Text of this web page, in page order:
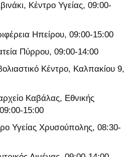
Κέντρο Υγείας, 09:00-
Ηπείρου, 09:00-15:00
Πύρρου, 09:00-14:00
Κέντρο, Καλπακίου 9,
Καβάλας, Εθνικής
15:00
Υγείας Χρυσούπολης, 08:30-